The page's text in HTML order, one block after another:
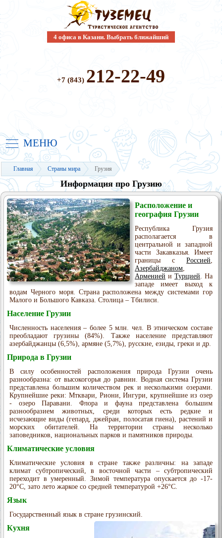
4 офиса в Казани. Выбрать ближайший
+7 (843) 212-22-49
МЕНЮ
Главная Страны мира Грузия
Информация про Грузию
Расположение и
география Грузии
Республика Грузия
располагается в
центральной и западной
части Закавказья. Имеет
границы с Россией,
Азербайджаном,
Арменией и Турцией. На
западе имеет выход к
водам Черного моря. Страна расположена между системами гор
Малого и Большого Кавказа. Столица – Тбилиси.
Население Грузии
Численность населения – более 5 млн. чел. В этническом составе
преобладают грузины (84%). Также население представляют
азербайджанцы (6,5%), армяне (5,7%), русские, езиды, греки и др.
Природа в Грузии
В силу особенностей расположения природа Грузии очень
разнообразна: от высокогорья до равнин. Водная система Грузии
представлена большим количеством рек и несколькими озерами.
Крупнейшие реки: Мтквари, Риони, Ингури, крупнейшие из озер
- озеро Паравани. Флора и фауна представлена большим
разнообразием животных, среди которых есть редкие и
исчезающие виды (гепард, джейран, полосатая гиена), растений и
морских обитателей. На территории страны несколько
заповедников, национальных парков и памятников природы.
Климатические условия
Климатические условия в стране также различны: на западе
климат субтропический, в восточной части – субтропический
переходит в умеренный. Зимой температура опускается до -17-
20°C, зато лето жаркое со средней температурой +26°C.
Язык
Государственный язык в стране грузинский.
Кухня